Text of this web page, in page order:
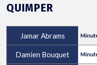
QUIMPER
Jamar Abrams
Damien Bouquet